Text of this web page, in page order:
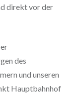
direkt vor der
des
und unseren
Hauptbahnhof